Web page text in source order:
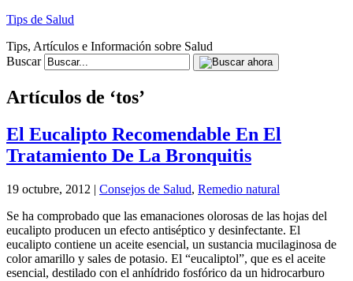
Tips de Salud
Tips, Artículos e Información sobre Salud
Buscar
Artículos de ‘tos’
El Eucalipto Recomendable En El
Tratamiento De La Bronquitis
19 octubre, 2012 | Consejos de Salud, Remedio natural
Se ha comprobado que las emanaciones olorosas de las hojas del
eucalipto producen un efecto antiséptico y desinfectante. El
eucalipto contiene un aceite esencial, un sustancia mucilaginosa de
color amarillo y sales de potasio. El “eucaliptol”, que es el aceite
esencial, destilado con el anhídrido fosfórico da un hidrocarburo